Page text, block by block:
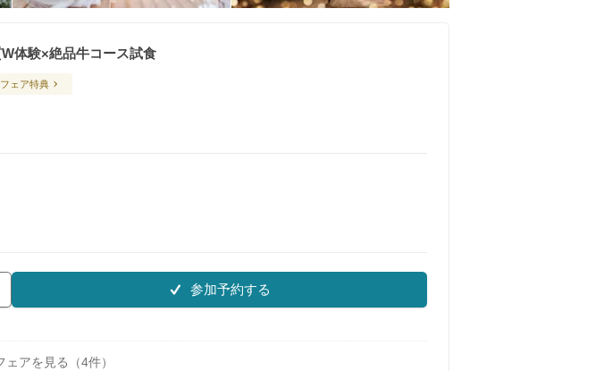
体験×絶品牛コース試食
フェア特典
参加予約する
ェアを 見る（4件）